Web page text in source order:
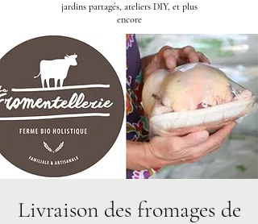
jardins partagés, ateliers DIY, et plus
encore
Livraison des fromages de